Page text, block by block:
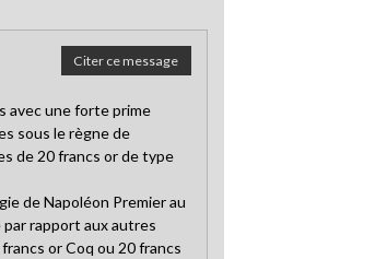
Citer ce message
avec une forte prime
sous le règne de
de 20 francs or de type
de Napoléon Premier au
rapport aux autres
or Coq ou 20 francs